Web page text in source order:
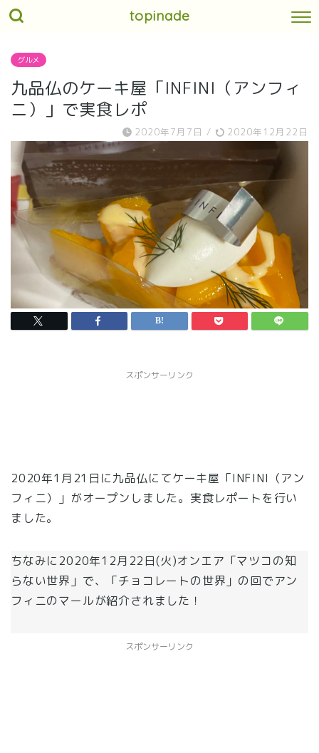
topinade
グルメ
九品仏のケーキ屋「INFINI（アンフィ
ニ）」で実食レポ
2020年7月7日 / 2020年12月22日
スポンサーリンク
2020年1月21日に九品仏にてケーキ屋「INFINI（アン
フィニ）」がオープンしました。実食レポートを行い
ました。
ちなみに2020年12月22日(火)オンエア「マツコの知
らない世界」で、「チョコレートの世界」の回でアン
フィニのマールが紹介されました！
スポンサーリンク